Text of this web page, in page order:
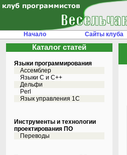
Начало Сайты клуба
Каталог статей
Языки программирования
Ассемблер
Языки С и C++
Дельфи
Perl
Язык управления 1С
Инструменты и технологии
проектирования ПО
Переводы